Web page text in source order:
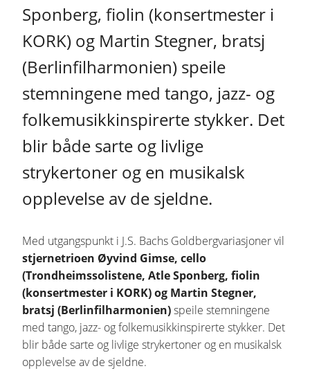
Sponberg, fiolin (konsertmester i
KORK) og Martin Stegner, bratsj
(Berlinfilharmonien) speile
stemningene med tango, jazz- og
folkemusikkinspirerte stykker. Det
blir både sarte og livlige
strykertoner og en musikalsk
opplevelse av de sjeldne.
Med utgangspunkt i J.S. Bachs Goldbergvariasjoner vil
stjernetrioen Øyvind Gimse, cello
(Trondheimssolistene, Atle Sponberg, fiolin
(konsertmester i KORK) og Martin Stegner,
bratsj (Berlinfilharmonien)speile stemningene
med tango, jazz- og folkemusikkinspirerte stykker. Det
blir både sarte og livlige strykertoner og en musikalsk
opplevelse av de sjeldne.